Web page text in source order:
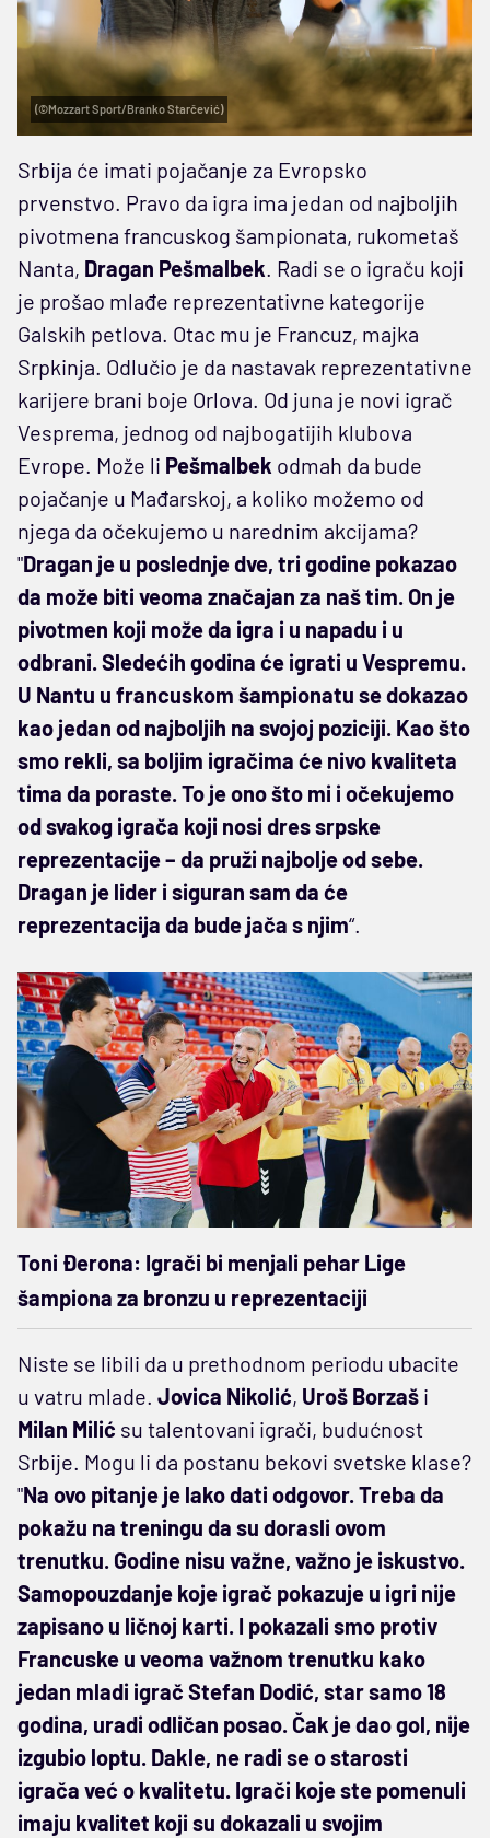
(©Mozzart Sport/Branko Starčević)
Srbija će imati pojačanje za Evropsko
prvenstvo. Pravo da igra ima jedan od najboljih
pivotmena francuskog šampionata, rukometaš
Nanta, Dragan Pešmalbek. Radi se o igraču koji
je prošao mlađe reprezentativne kategorije
Galskih petlova. Otac mu je Francuz, majka
Srpkinja. Odlučio je da nastavak reprezentativne
karijere brani boje Orlova. Od juna je novi igrač
Vesprema, jednog od najbogatijih klubova
Evrope. Može li Pešmalbek odmah da bude
pojačanje u Mađarskoj, a koliko možemo od
njega da očekujemo u narednim akcijama?
"Dragan je u poslednje dve, tri godine pokazao
da može biti veoma značajan za naš tim. On je
pivotmen koji može da igra i u napadu i u
odbrani. Sledećih godina će igrati u Vespremu.
U Nantu u francuskom šampionatu se dokazao
kao jedan od najboljih na svojoj poziciji. Kao što
smo rekli, sa boljim igračima će nivo kvaliteta
tima da poraste. To je ono što mi i očekujemo
od svakog igrača koji nosi dres srpske
reprezentacije – da pruži najbolje od sebe.
Dragan je lider i siguran sam da će
reprezentacija da bude jača s njim“.
Toni Đerona: Igrači bi menjali pehar Lige
šampiona za bronzu u reprezentaciji
Niste se libili da u prethodnom periodu ubacite
u vatru mlade. Jovica Nikolić, Uroš Borzaš i
Milan Milić su talentovani igrači, budućnost
Srbije. Mogu li da postanu bekovi svetske klase?
"Na ovo pitanje je lako dati odgovor. Treba da
pokažu na treningu da su dorasli ovom
trenutku. Godine nisu važne, važno je iskustvo.
Samopouzdanje koje igrač pokazuje u igri nije
zapisano u ličnoj karti. I pokazali smo protiv
Francuske u veoma važnom trenutku kako
jedan mladi igrač Stefan Dodić, star samo 18
godina, uradi odličan posao. Čak je dao gol, nije
izgubio loptu. Dakle, ne radi se o starosti
igrača već o kvalitetu. Igrači koje ste pomenuli
imaju kvalitet koji su dokazali u svojim